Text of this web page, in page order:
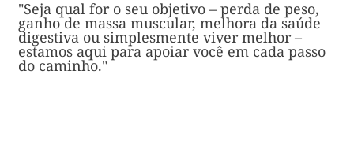
"Seja qual for o seu objetivo – perda de peso,
ganho de massa muscular, melhora da saúde
digestiva ou simplesmente viver melhor –
estamos aqui para apoiar você em cada passo
do caminho."